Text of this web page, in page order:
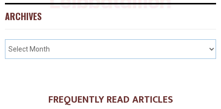
ARCHIVES
FREQUENTLY READ ARTICLES